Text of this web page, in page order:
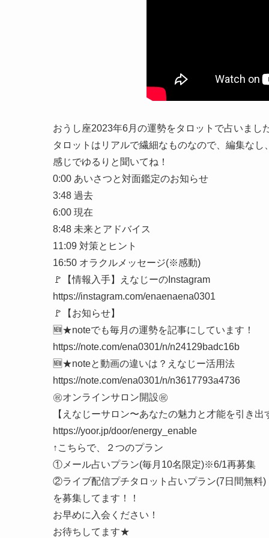
おうし座2023年6月の運勢をタロットで占いまし
タロットはリアルで繊細なものなので、編集な
感じでゆるりと聞いてね！
0:00 あいさつと対面鑑定のお知らせ
3:48 過去
6:00 現在
8:48 未来とアドバイス
11:09 対策とヒント
16:50 オラクルメッセージ(※感動)
🚩【情報入手】えなじーのInstagram
https://instagram.com/enaenaena0301
🚩【お知らせ】
🆕★noteでも毎月の運勢を記事にしています！
https://note.com/ena0301/n/n24129badc16b
🆕★noteと動画の違いは？えなじー活用法
https://note.com/ena0301/n/n3617793a4736
㊗️オンラインサロン開設㊗️
【えなじーサロン〜あなたの魅力と才能を引き出
https://yoor.jp/door/energy_enable
↑こちらで、２つのプラン
①メール占いプラン(毎月10名限定)※6/1再募集
②ライブ配信プチタロット占いプラン(7日間無料)
を募集してます！！
お早めに入会ください！
お待ちしてます★